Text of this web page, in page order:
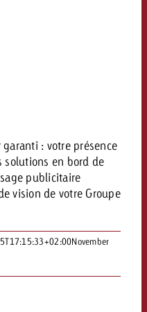
: votre présence
solutions en bord de
publicitaire
vision de votre Groupe
November